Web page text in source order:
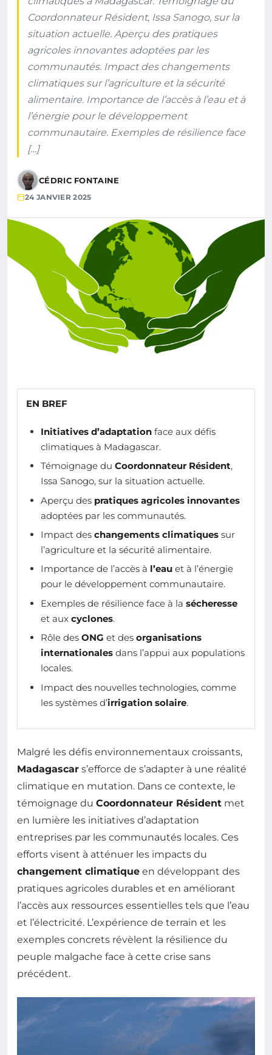
Coordonnateur Résident, Issa Sanogo, sur la
situation actuelle. Aperçu des pratiques
agricoles innovantes adoptées par les
communautés. Impact des changements
climatiques sur l’agriculture et la sécurité
alimentaire. Importance de l’accès à l’eau et à
l’énergie pour le développement
communautaire. Exemples de résilience face
[…]
CÉDRIC FONTAINE
24 JANVIER 2025
EN BREF
Initiatives d’adaptation face aux défis
climatiques à Madagascar.
Témoignage du Coordonnateur Résident,
Issa Sanogo, sur la situation actuelle.
Aperçu des pratiques agricoles innovantes
adoptées par les communautés.
Impact des changements climatiques sur
l’agriculture et la sécurité alimentaire.
Importance de l’accès à l’eau et à l’énergie
pour le développement communautaire.
Exemples de résilience face à la sécheresse
et aux cyclones.
Rôle des ONG et des organisations
internationales dans l’appui aux populations
locales.
Impact des nouvelles technologies, comme
les systèmes d’irrigation solaire.
Malgré les défis environnementaux croissants,
Madagascar s’efforce de s’adapter à une réalité
climatique en mutation. Dans ce contexte, le
témoignage du Coordonnateur Résident met
en lumière les initiatives d’adaptation
entreprises par les communautés locales. Ces
efforts visent à atténuer les impacts du
changement climatique en développant des
pratiques agricoles durables et en améliorant
l’accès aux ressources essentielles tels que l’eau
et l’électricité. L’expérience de terrain et les
exemples concrets révèlent la résilience du
peuple malgache face à cette crise sans
précédent.